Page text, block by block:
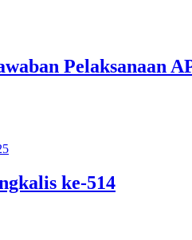
Pelaksanaan
ke-514